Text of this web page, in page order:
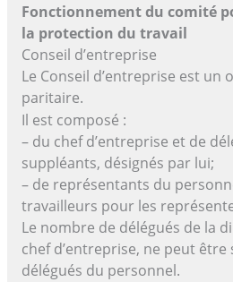
Fonctionnement du comité
la protection du travail
Conseil d’entreprise
Le Conseil d’entreprise est un
paritaire.
Il est composé :
– du chef d’entreprise et de
suppléants, désignés par lui;
– de représentants du
travailleurs pour les
Le nombre de délégués de la
chef d’entreprise, ne peut
délégués du personnel.